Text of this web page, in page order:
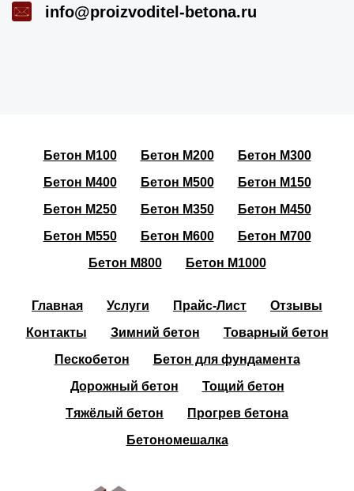
info@proizvoditel-betona.ru
Бетон М100 Бетон М200
Бетон М300
Бетон М400
Бетон М500
Бетон М150
Бетон М250
Бетон М350
Бетон М450
Бетон М550
Бетон М600
Бетон М700
Бетон М800
Бетон М1000
Главная Услуги Прайс-Лист
Отзывы
Контакты
Зимний бетон
Товарный бетон
Пескобетон
Бетон для фундамента
Дорожный бетон
Тощий бетон
Тяжёлый бетон
Прогрев бетона
Бетономешалка